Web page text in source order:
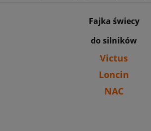
Cena nie zawiera
Fajka świecy
do silników
Victus
Loncin
NAC